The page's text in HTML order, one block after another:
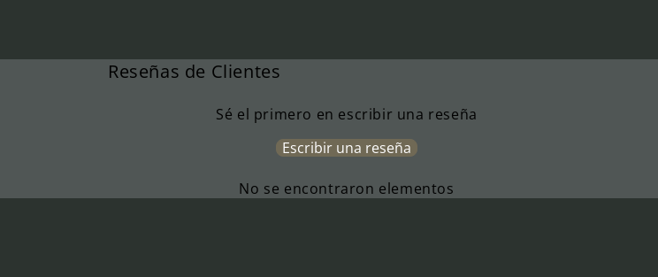
Reseñas de Clientes
Sé el primero en escribir una reseña
Escribir una reseña
No se encontraron elementos